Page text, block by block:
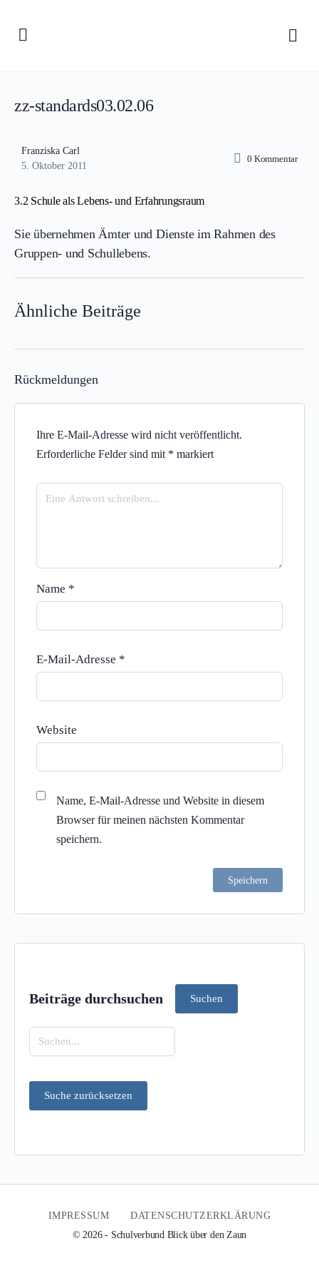
zz-standards03.02.06
Franziska Carl
5. Oktober 2011
0 Kommentar
3.2 Schule als Lebens- und Erfahrungsraum
Sie übernehmen Ämter und Dienste im Rahmen des
Gruppen- und Schullebens.
Ähnliche Beiträge
Rückmeldungen
Ihre E-Mail-Adresse wird nicht veröffentlicht.
Erforderliche Felder sind mit * markiert
Name *
E-Mail-Adresse *
Website
Name, E-Mail-Adresse und Website in diesem
Browser für meinen nächsten Kommentar
speichern.
Beiträge durchsuchen
Suchen
IMPRESSUM
DATENSCHUTZERKLÄRUNG
© 2026 - Schulverbund Blick über den Zaun